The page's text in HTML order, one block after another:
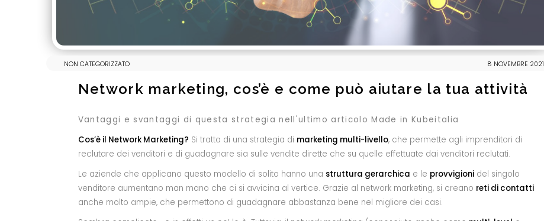
NON CATEGORIZZATO 8 NOVEMBRE 2021
Network marketing, cos’è e come può aiutare la tua attività
Vantaggi e svantaggi di questa strategia nell'ultimo articolo Made in Kubeitalia
Cos’è il Network Marketing? Si tratta di una strategia di marketing multi-livello, che permette agli imprenditori di
reclutare dei venditori e di guadagnare sia sulle vendite dirette che su quelle effettuate dai venditori reclutati.
Le aziende che applicano questo modello di solito hanno una struttura gerarchica e le provvigionidel singolo
venditore aumentano man mano che ci si avvicina al vertice. Grazie al network marketing, si creano reti di contatti
anche molto ampie, che permettono di guadagnare abbastanza bene nel migliore dei casi.